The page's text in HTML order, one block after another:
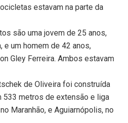
estavam na parte da
são uma jovem de 25 anos,
e um homem de 42 anos,
Gley Ferreira. Ambos estavam
de Oliveira foi construída
533 metros de extensão e liga
Maranhão, e Aguiarnópolis, no